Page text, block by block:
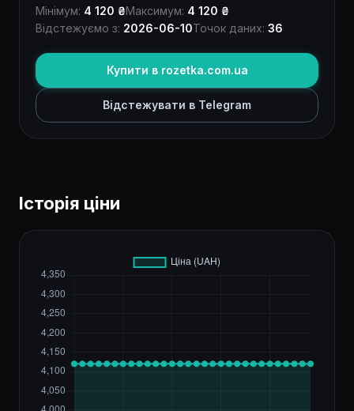
Мінімум: 4 120 ₴Максимум: 4 120 ₴
Відстежуємо з: 2026-06-10Точок даних: 36
Купити в rozetka.com.ua
Відстежувати в Telegram
Історія ціни